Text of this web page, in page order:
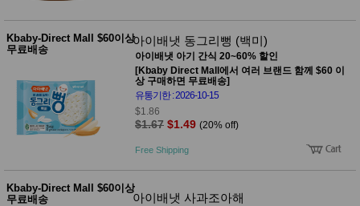
Kbaby-Direct Mall $60이상
무료배송
아이배냇 동그리뻥 (백미)
아이배냇 아기 간식 20~60% 할인
[Kbaby Direct Mall에서 여러 브랜드 함께 $60 이
상 구매하면 무료배송]
유통기한 : 2026-10-15
$1.86
$1.67 $1.49 (20% off)
Free Shipping
Kbaby-Direct Mall $60이상
무료배송
아이배냇 사과조아해